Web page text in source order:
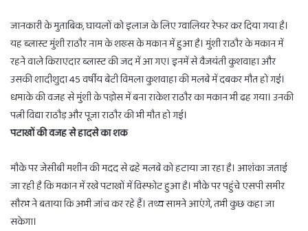
जानकारी के मुताबिक, घायलों को इलाज के लिए ग्वालियर रेफर कर दिया गया है।
यह ब्लास्ट मुंशी राठौर नाम के शख्स के मकान में हुआ है। मुंशी राठौर के मकान में
रहने वाले किराएदार ब्लास्ट की जद में आ गए। इनमें से वैजयंती कुशवाहा और
उसकी शादीशुदा 45 वर्षीय बेटी विमला कुशवाहा की मलबे में दबकर मौत हो गई।
धमाके की वजह से मुंशी के पड़ोस में बना राकेश राठौर का मकान भी ढह गया। उनकी
पत्नी विद्या राठौड़ और पूजा राठौर की भी मौत हो गई।
पटाखों की वजह से हादसे का शक
मौके पर जेसीबी मशीन की मदद से ढहे मलबे को हटाया जा रहा है। आशंका जताई
जा रही है कि मकान में रखे पटाखों में विस्फोट हुआ है। मौके पर पहुंचे एसपी समीर
सौरभ ने बताया कि अभी जांच कर रहे हैं। तथ्य सामने आएंगे, तभी कुछ कहा जा
सकेगा।